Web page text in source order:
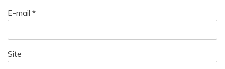
E-mail *
Site